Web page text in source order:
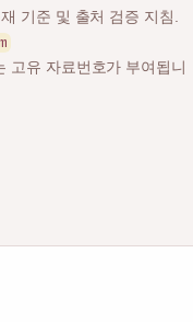
기준 및 출처 검증 지침.
고유 자료번호가 부여됩니